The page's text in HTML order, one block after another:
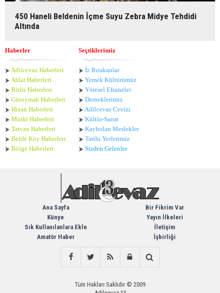
450 Haneli Beldenin İçme Suyu Zebra Midye Tehdidi
Altında
Haberler
Adilcevaz Haberleri
Ahlat Haberleri
Bitlis Haberleri
Güroymak Haberleri
Hizan Haberleri
Mutki Haberleri
Tatvan Haberleri
Belde Köy Haberleri
Bölge Haberleri
Seçtiklerimiz
İz Bırakanlar
Yemek Kültürümüz
Yöresel Efsaneler
Derneklerimiz
Adilcevaz Cevizi
Kültür-Sanat
Kaybolan Meslekler
Tarihi Yerlerimiz
Sizden Gelenler
Ana Sayfa
Künye
Sık Kullanılanlara Ekle
Amatör Haber
Bir Fikrim Var
Yayın İlkeleri
İletişim
İşbirliği
Tüm Hakları Saklıdır © 2009